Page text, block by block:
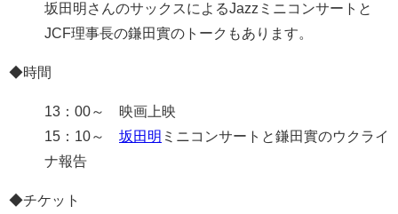
坂田明さんのサックスによるJazzミニコンサートと
JCF理事長の鎌田實のトークもあります。
◆時間
13：00～ 映画上映
15：10～ 坂田明 ミニコンサートと鎌田實のウクライ
ナ報告
◆チケット